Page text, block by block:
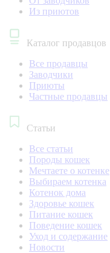
Из приютов
Каталог продавцов
Все продавцы
Заводчики
Приюты
Частные продавцы
Статьи
Все статьи
Породы кошек
Мечтаете о котенке
Выбираем котенка
Котенок дома
Здоровье кошек
Питание кошек
Поведение кошек
Уход и содержание
Новости